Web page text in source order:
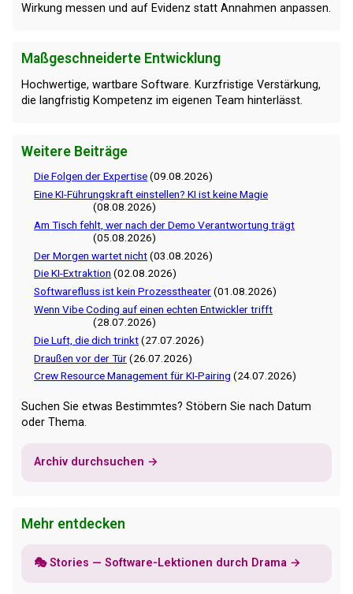
Wirkung messen und auf Evidenz statt Annahmen anpassen.
Maßgeschneiderte Entwicklung
Hochwertige, wartbare Software. Kurzfristige Verstärkung,
die langfristig Kompetenz im eigenen Team hinterlässt.
Weitere Beiträge
Die Folgen der Expertise(09.08.2026)
Eine KI-Führungskraft einstellen? KI ist keine Magie
(08.08.2026)
Am Tisch fehlt, wer nach der Demo Verantwortung trägt
(05.08.2026)
Der Morgen wartet nicht(03.08.2026)
Die KI-Extraktion (02.08.2026)
Softwarefluss ist kein Prozesstheater(01.08.2026)
Wenn Vibe Coding auf einen echten Entwickler trifft
(28.07.2026)
Die Luft, die dich trinkt(27.07.2026)
Draußen vor der Tür(26.07.2026)
Crew Resource Management für KI-Pairing (24.07.2026)
Suchen Sie etwas Bestimmtes? Stöbern Sie nach Datum
oder Thema.
Archiv durchsuchen →
Mehr entdecken
🎭 Stories — Software-Lektionen durch Drama →